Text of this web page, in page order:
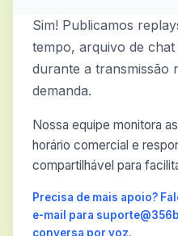
Sim! Publicamos
tempo, arquivo de
durante a transmissão
demanda.
Nossa equipe monitora
horário comercial e
compartilhável para
Precisa de mais apoio?
e-mail para
conversa por voz.